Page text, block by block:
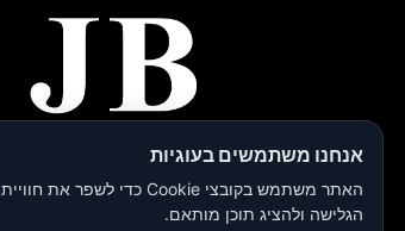
יבואנים רשמיים
אנחנו משתמשים בעוגיות
האתר משתמש בקובצי Cookie כדי לשפר את חוויית
הגלישה ולהציג תוכן מותאם.